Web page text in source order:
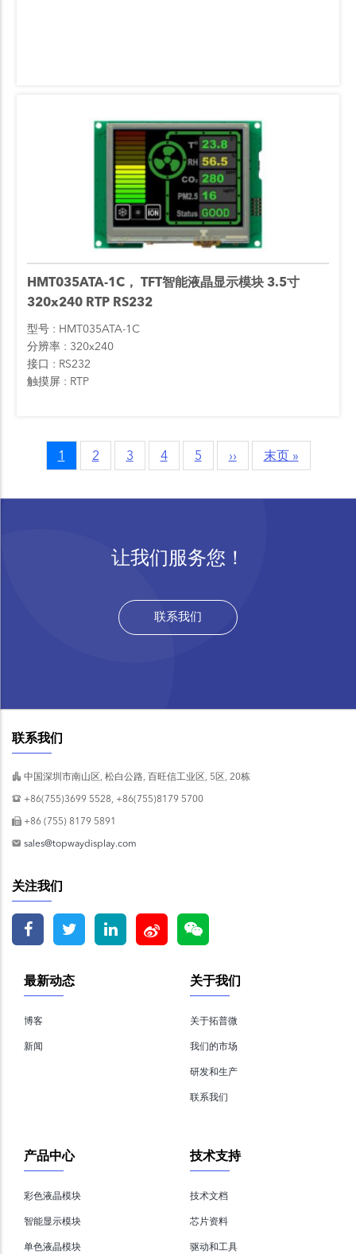
HMT035ATA-1C， TFT智能液晶显示模块 3.5寸
320x240 RTP RS232
型号
HMT035ATA-1C
分辨率
320x240
接口
RS232
触摸屏
RTP
Pagination
当
页
1
页
2
页
3
页
4
页
5
Next
››
Last
末页 »
让我们服务您！
联系我们
联系我们
中国深圳市南山区, 松白公路, 百旺信工业区, 5区, 20栋
+86(755)3699 5528, +86(755)8179 5700
+86 (755) 8179 5891
sales@topwaydisplay.com
关注我们
关于我们
关于拓普微
我们的市场
研发和生产
联系我们
最新动态
博客
新闻
技术支持
技术文档
芯片资料
驱动和工具
产品中心
彩色液晶模块
智能显示模块
单色液晶模块